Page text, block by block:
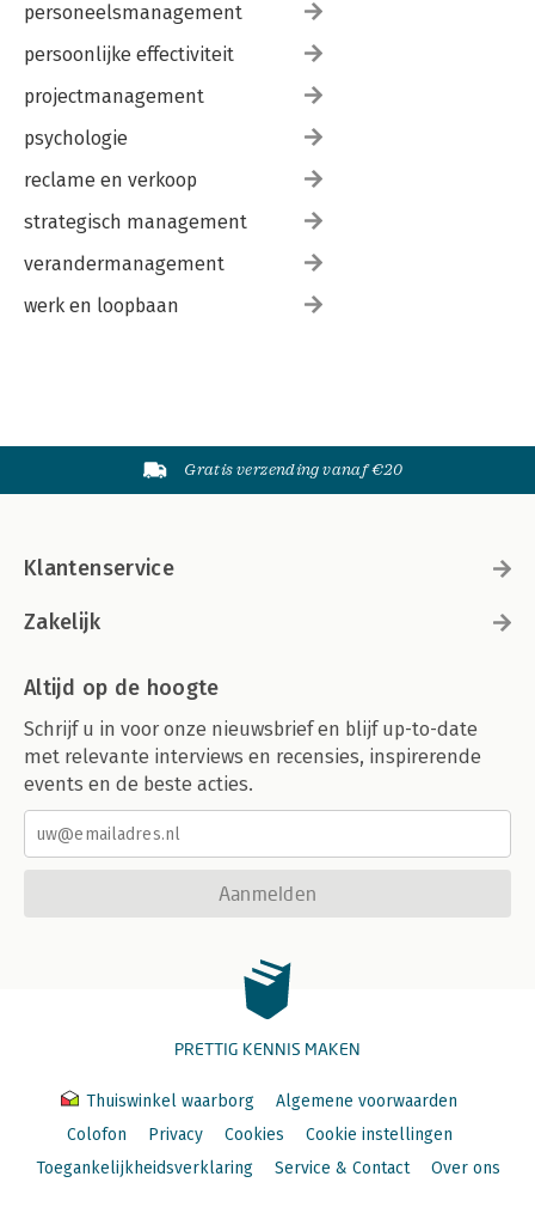
personeelsmanagement
persoonlijke effectiviteit
projectmanagement
psychologie
reclame en verkoop
strategisch management
verandermanagement
werk en loopbaan
Gratis verzending vanaf €20
Klantenservice
Zakelijk
Altijd op de hoogte
Schrijf u in voor onze nieuwsbrief en blijf up-to-date
met relevante interviews en recensies, inspirerende
events en de beste acties.
Aanmelden
PRETTIG KENNIS MAKEN
Thuiswinkel waarborg
Algemene voorwaarden
Colofon
Privacy Cookies
Cookie instellingen
Toegankelijkheidsverklaring
Service & Contact Over ons